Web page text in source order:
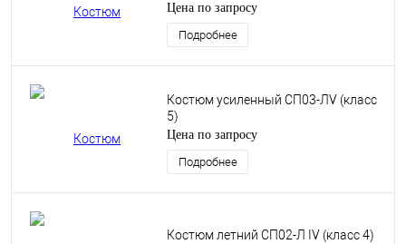
Цена по запросу
Подробнее
Костюм усиленный СП03-ЛV (класс
5)
Цена по запросу
Подробнее
Костюм летний СП02-Л IV (класс 4)